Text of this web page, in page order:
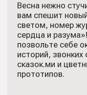
Весна нежно
вам спешит
светом, номер
сердца и
позвольте себе
историй,
сказок.ми и
прототипов.